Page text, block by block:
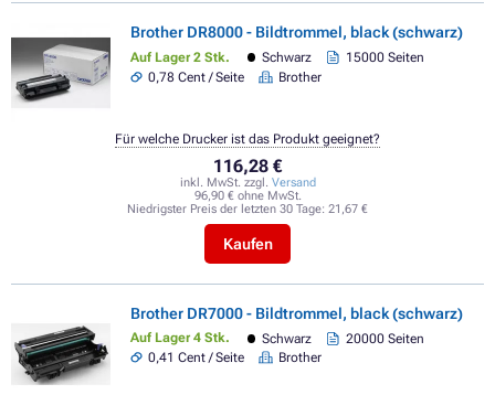
Brother DR8000 - Bildtrommel, black (schwarz)
Auf Lager 2 Stk. Schwarz
15000 Seiten
0,78 Cent / Seite
Brother
116,28 €
inkl. MwSt. zzgl. Versand
96,90 € ohne MwSt.
Niedrigster Preis der letzten 30 Tage: 21,67 €
Kaufen
Für welche Drucker ist das Produkt geeignet?
Brother DR7000 - Bildtrommel, black (schwarz)
Auf Lager 4 Stk. Schwarz
20000 Seiten
0,41 Cent / Seite
Brother